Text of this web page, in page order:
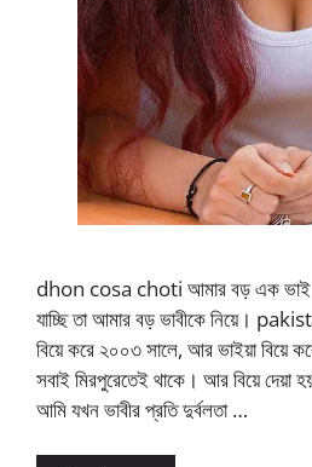
dhon cosa choti আমার বড় এক ভাই
যাচ্ছি তা আমার বড় ভাবীকে নিয়ে।
বিয়ে করে ২০০৩ সালে, আর ভাইয়া বিয়ে
সবাই মিরপুরেতেই থাকে। আর বিয়ে দেয়া
আমি যখন ভাবীর প্রতি দুর্বলতা …